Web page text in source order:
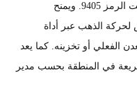
المالية، والمدرج في السوق السعودي تحت الرمز 9405. ويمنح
لحركة الذهب عبر أداة
الفعلي أو تخزينه. كما يعد
في المنطقة بحسب مدير